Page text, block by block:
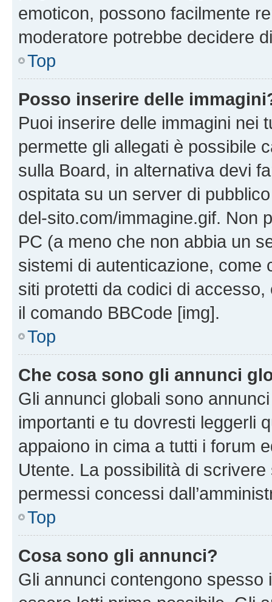
emoticon, possono facilmente
moderatore potrebbe decidere
Top
Posso inserire delle
Puoi inserire delle immagini nei
permette gli allegati è possibile
sulla Board, in alternativa devi
ospitata su un server di
del-sito.com/immagine.gif. Non
PC (a meno che non abbia un
sistemi di autenticazione, come
siti protetti da codici di
il comando BBCode [img].
Top
Che cosa sono gli annunci
Gli annunci globali sono
importanti e tu dovresti leggerli
appaiono in cima a tutti i forum
Utente. La possibilità di
permessi concessi
Top
Cosa sono gli annunci?
Gli annunci contengono